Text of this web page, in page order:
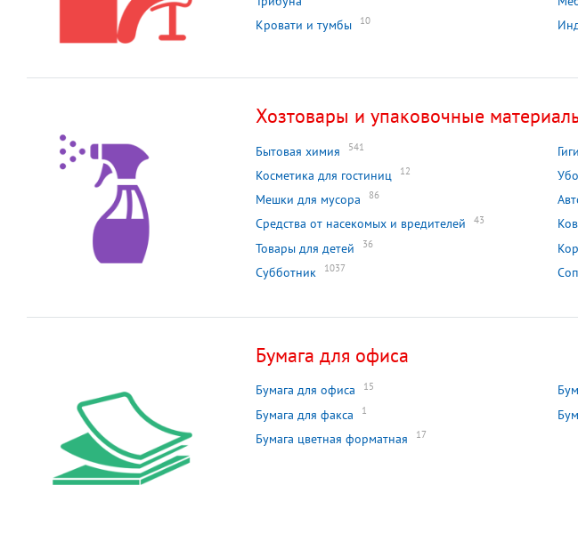
Кровати и тумбы 10
Хозтовары и упаковочные
Бытовая химия 541
Косметика для гостиниц 12
Мешки для мусора 86
Средства от насекомых и вредителей 43
Товары для детей 36
Субботник 1037
Бумага для офиса
Бумага для офиса 15
Бумага для факса 1
Бумага цветная форматная 17